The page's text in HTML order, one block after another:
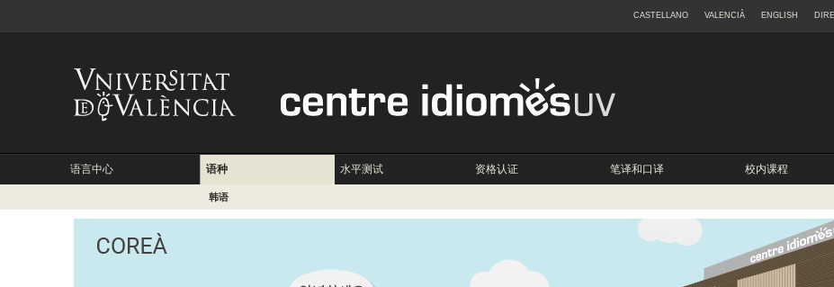
CASTELLANO VALENCIÀ ENGLISH
语言中心 语种 水平测试 资格认证 笔译和口译 校内课程
韩语